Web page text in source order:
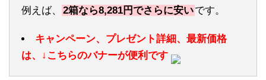
例えば、
2箱なら8,281円でさらに安いです。
キャンペーン、プレゼント詳細、最新価格
は、↓こちらのバナーが便利です